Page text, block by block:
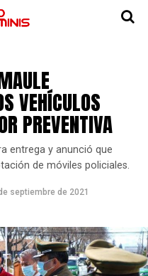
VEHÍCULOS
PREVENTIVA
entrega y anunció que
de móviles policiales.
septiembre de 2021